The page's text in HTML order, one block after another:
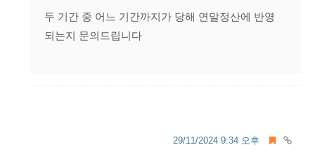
두 기간 중 어느 기간까지가 당해 연말정산에 반영
되는지 문의드립니다
29/11/2024 9:34 오후